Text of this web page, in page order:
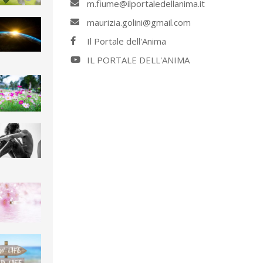
m.fiume@ilportaledellanima.it
maurizia.golini@gmail.com
Il Portale dell'Anima
IL PORTALE DELL'ANIMA